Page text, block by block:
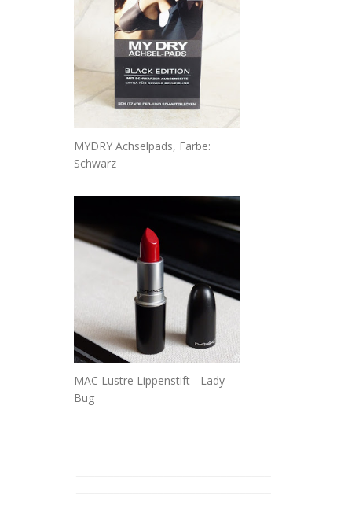
MYDRY Achselpads, Farbe:
Schwarz
MAC Lustre Lippenstift - Lady
Bug